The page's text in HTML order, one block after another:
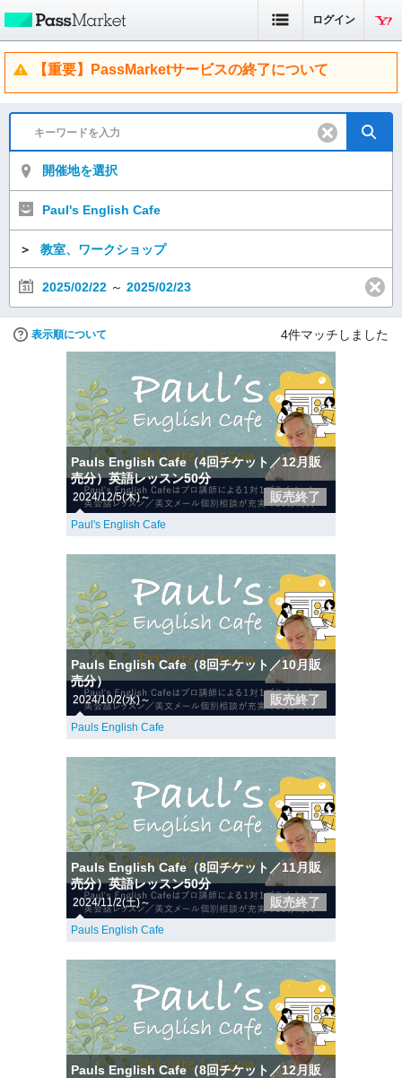
ログイン
【重要】PassMarketサービスの終了について
開催地を選択
Paul's English Cafe
＞ 教室、ワークショップ
2025/02/22 ～ 2025/02/23
表示順について 4件マッチしました
Pauls English Cafe（4回チケット／12月販
売分）英語レッスン50分
2024/12/5(木)～ 販売終了
Paul's English Cafe
Pauls English Cafe（8回チケット／10月販
売分）
2024/10/2(水)～ 販売終了
Pauls English Cafe
Pauls English Cafe（8回チケット／11月販
売分）英語レッスン50分
2024/11/2(土)～ 販売終了
Pauls English Cafe
Pauls English Cafe（8回チケット／12月販